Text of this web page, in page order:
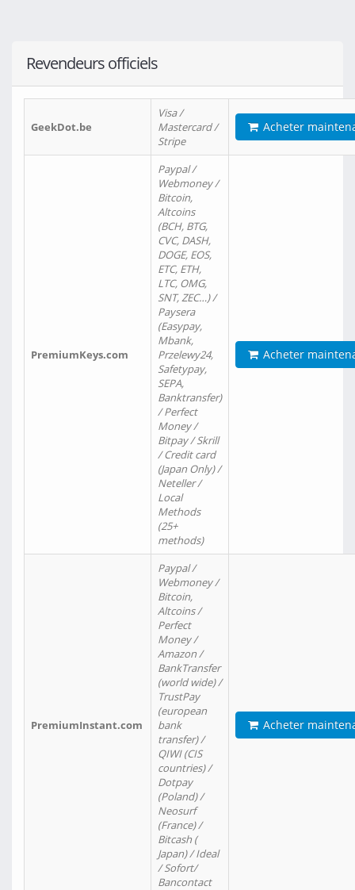
Revendeurs officiels
GeekDot.be
Visa /
Mastercard /
Stripe
Acheter
PremiumKeys.com
Paypal /
Webmoney /
Bitcoin,
Altcoins
(BCH, BTG,
CVC, DASH,
DOGE, EOS,
ETC, ETH,
LTC, OMG,
SNT, ZEC…) /
Paysera
(Easypay,
Mbank,
Przelewy24,
Safetypay,
SEPA,
Banktransfer)
/ Perfect
Money /
Bitpay / Skrill
/ Credit card
(Japan Only) /
Neteller /
Local
Methods
(25+
methods)
Acheter
PremiumInstant.com
Paypal /
Webmoney /
Bitcoin,
Altcoins /
Perfect
Money /
Amazon /
BankTransfer
(world wide) /
TrustPay
(european
bank
transfer) /
QIWI (CIS
countries) /
Dotpay
(Poland) /
Neosurf
(France) /
Bitcash (
Japan) / Ideal
/ Sofort/
Bancontact
Acheter